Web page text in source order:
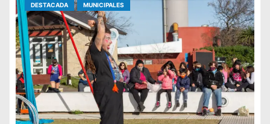
DESTACADA MUNICIPALES